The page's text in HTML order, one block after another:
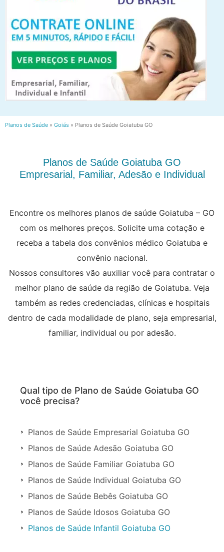
Planos de Saúde » Goiás » Planos de Saúde Goiatuba GO
Planos de Saúde Goiatuba GO
Empresarial, Familiar, Adesão e Individual
Encontre os melhores planos de saúde Goiatuba – GO
com os melhores preços. Solicite uma cotação e
receba a tabela dos convênios médico Goiatuba e
convênio nacional.
Nossos consultores vão auxiliar você para contratar o
melhor plano de saúde da região de Goiatuba. Veja
também as redes credenciadas, clínicas e hospitais
dentro de cada modalidade de plano, seja empresarial,
familiar, individual ou por adesão.
Qual tipo de Plano de Saúde Goiatuba GO
você precisa?
Planos de Saúde Empresarial Goiatuba GO
Planos de Saúde Adesão Goiatuba GO
Planos de Saúde Familiar Goiatuba GO
Planos de Saúde Individual Goiatuba GO
Planos de Saúde Bebês Goiatuba GO
Planos de Saúde Idosos Goiatuba GO
Planos de Saúde Infantil Goiatuba GO